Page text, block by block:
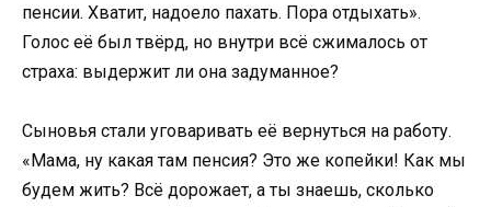
пенсии. Хватит, надоело пахать. Пора отдыхать».
Голос её был твёрд, но внутри всё сжималось от
страха: выдержит ли она задуманное?
Сыновья стали уговаривать её вернуться на работу.
«Мама, ну какая там пенсия? Это же копейки! Как мы
будем жить? Всё дорожает, а ты знаешь, сколько